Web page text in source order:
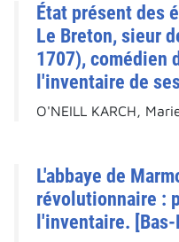
État présent des
Le Breton, sieur
1707), comédien
l'inventaire de
O'NEILL KARCH,
L'abbaye de
révolutionnaire :
l'inventaire.